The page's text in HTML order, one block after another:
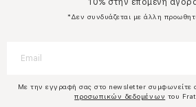
*Δεν συνδυάζεται με άλλη
Με την εγγραφή σας στο newsletter συμφωνείτε
προσωπικών δεδομένων του